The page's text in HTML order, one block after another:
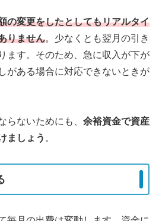
の変更をしたとしてもリアルタイ
りません。少なくとも翌月の引き
ます。そのため、急に収入が下が
がある場合に対応できないときが
らないためにも、 余裕資金で資産
ましょう 。